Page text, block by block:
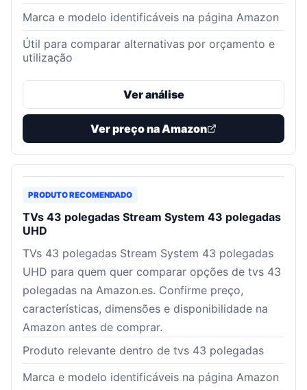
Marca e modelo identificáveis na página Amazon
Útil para comparar alternativas por orçamento e
utilização
Ver análise
Ver preço na Amazon
PRODUTO RECOMENDADO
TVs 43 polegadas Stream System 43 polegadas
UHD
TVs 43 polegadas Stream System 43 polegadas
UHD para quem quer comparar opções de tvs 43
polegadas na Amazon.es. Confirme preço,
características, dimensões e disponibilidade na
Amazon antes de comprar.
Produto relevante dentro de tvs 43 polegadas
Marca e modelo identificáveis na página Amazon